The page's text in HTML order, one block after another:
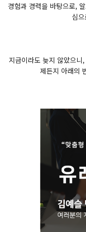
경험과 경력을 바탕으로,
심
지금이라도 늦지 않았으니
제든지 아래의